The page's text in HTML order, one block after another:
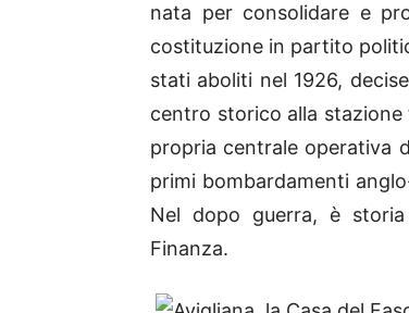
nata per consolidare e
costituzione in partito
stati aboliti nel 1926,
centro storico alla
propria centrale operativa
primi bombardamenti
Nel dopo guerra, è
Finanza.